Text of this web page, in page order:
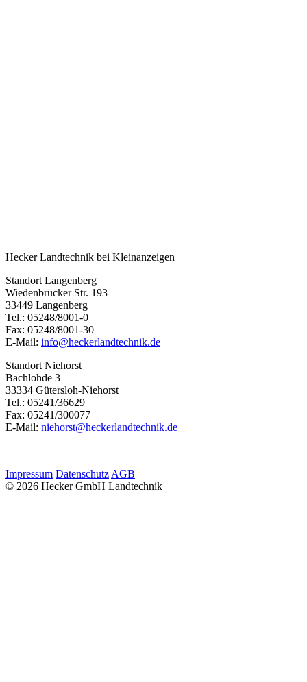
Hecker Landtechnik bei Kleinanzeigen
Standort Langenberg
Wiedenbrücker Str. 193
33449 Langenberg
Tel.: 05248/8001-0
Fax: 05248/8001-30
E-Mail: info@heckerlandtechnik.de
Standort Niehorst
Bachlohde 3
33334 Gütersloh-Niehorst
Tel.: 05241/36629
Fax: 05241/300077
E-Mail: niehorst@heckerlandtechnik.de
Impressum Datenschutz AGB
© 2026 Hecker GmbH Landtechnik